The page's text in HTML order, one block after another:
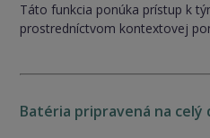
Táto funkcia ponúka prístup k
prostredníctvom kontextovej
Batéria pripravená na celý